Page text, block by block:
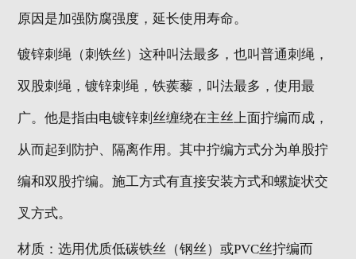
原因是加强防腐强度，延长使用寿命。
镀锌刺绳（刺铁丝）这种叫法最多，也叫普通刺绳，
双股刺绳，镀锌刺绳，铁蒺藜，叫法最多，使用最
广。他是指由电镀锌刺丝缠绕在主丝上面拧编而成，
从而起到防护、隔离作用。其中拧编方式分为单股拧
编和双股拧编。施工方式有直接安装方式和螺旋状交
叉方式。
材质：选用优质低碳铁丝（钢丝）或PVC丝拧编而